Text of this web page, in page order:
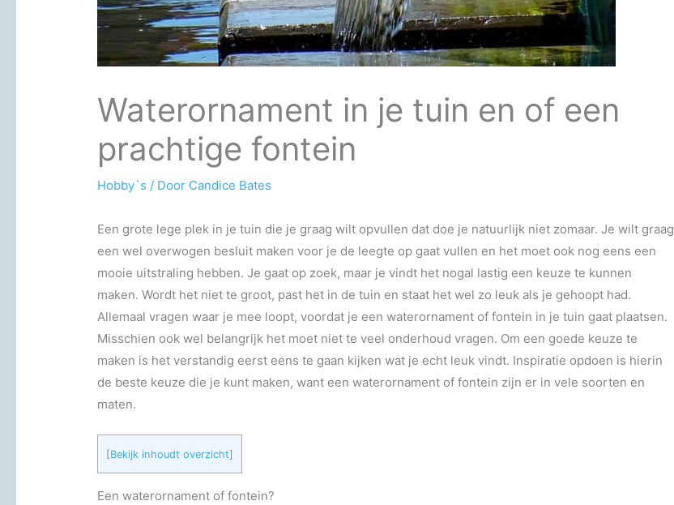
Waterornament in je tuin en of een
prachtige fontein
Hobby`s / Door Candice Bates
Een grote lege plek in je tuin die je graag wilt opvullen dat doe je natuurlijk niet zomaar. Je wilt graag
een wel overwogen besluit maken voor je de leegte op gaat vullen en het moet ook nog eens een
mooie uitstraling hebben. Je gaat op zoek, maar je vindt het nogal lastig een keuze te kunnen
maken. Wordt het niet te groot, past het in de tuin en staat het wel zo leuk als je gehoopt had.
Allemaal vragen waar je mee loopt, voordat je een waterornament of fontein in je tuin gaat plaatsen.
Misschien ook wel belangrijk het moet niet te veel onderhoud vragen. Om een goede keuze te
maken is het verstandig eerst eens te gaan kijken wat je echt leuk vindt. Inspiratie opdoen is hierin
de beste keuze die je kunt maken, want een waterornament of fontein zijn er in vele soorten en
maten.
[Bekijk inhoudt overzicht]
Een waterornament of fontein?